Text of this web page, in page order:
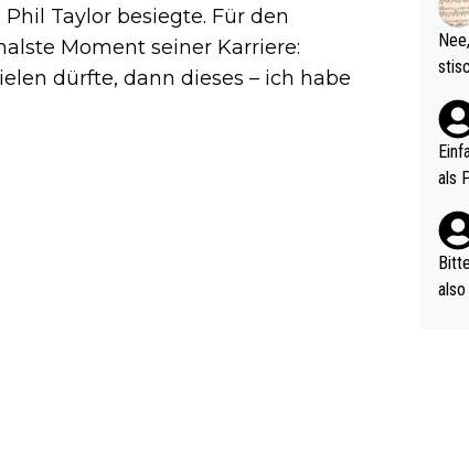
Taylor besiegte. Für den
Moment seiner Karriere:
dürfte, dann dieses – ich habe
(in
als
nes
ttler
vV
als